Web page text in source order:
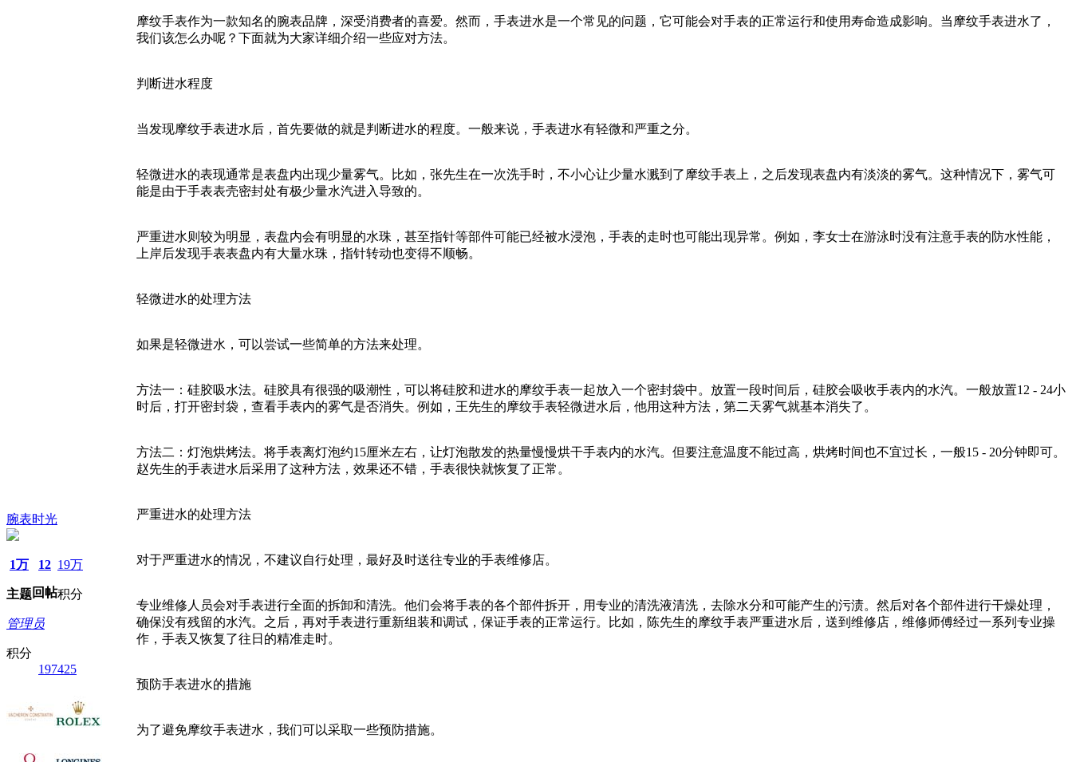
腕表时光
1万
主题
12
回帖
19万
积分
管理员
积分
197425
摩纹手表作为一款知名的腕表品牌，深受消费者的喜爱。然而，手表进水是一个常见的问题，它可能会对手表的正常运行和使用寿命造成影响。当摩纹手表进水了，
我们该怎么办呢？下面就为大家详细介绍一些应对方法。
判断进水程度
当发现摩纹手表进水后，首先要做的就是判断进水的程度。一般来说，手表进水有轻微和严重之分。
轻微进水的表现通常是表盘内出现少量雾气。比如，张先生在一次洗手时，不小心让少量水溅到了摩纹手表上，之后发现表盘内有淡淡的雾气。这种情况下，雾气可
能是由于手表表壳密封处有极少量水汽进入导致的。
严重进水则较为明显，表盘内会有明显的水珠，甚至指针等部件可能已经被水浸泡，手表的走时也可能出现异常。例如，李女士在游泳时没有注意手表的防水性能，
上岸后发现手表表盘内有大量水珠，指针转动也变得不顺畅。
轻微进水的处理方法
如果是轻微进水，可以尝试一些简单的方法来处理。
方法一：硅胶吸水法。硅胶具有很强的吸潮性，可以将硅胶和进水的摩纹手表一起放入一个密封袋中。放置一段时间后，硅胶会吸收手表内的水汽。一般放置12 - 24小
时后，打开密封袋，查看手表内的雾气是否消失。例如，王先生的摩纹手表轻微进水后，他用这种方法，第二天雾气就基本消失了。
方法二：灯泡烘烤法。将手表离灯泡约15厘米左右，让灯泡散发的热量慢慢烘干手表内的水汽。但要注意温度不能过高，烘烤时间也不宜过长，一般15 - 20分钟即可。
赵先生的手表进水后采用了这种方法，效果还不错，手表很快就恢复了正常。
严重进水的处理方法
对于严重进水的情况，不建议自行处理，最好及时送往专业的手表维修店。
专业维修人员会对手表进行全面的拆卸和清洗。他们会将手表的各个部件拆开，用专业的清洗液清洗，去除水分和可能产生的污渍。然后对各个部件进行干燥处理，
确保没有残留的水汽。之后，再对手表进行重新组装和调试，保证手表的正常运行。比如，陈先生的摩纹手表严重进水后，送到维修店，维修师傅经过一系列专业操
作，手表又恢复了往日的精准走时。
预防手表进水的措施
为了避免摩纹手表进水，我们可以采取一些预防措施。